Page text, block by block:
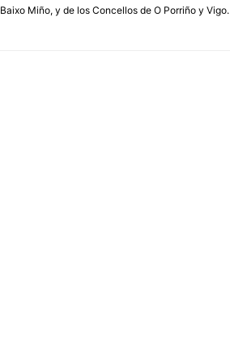
Baixo Miño, y de los Concellos de O Porriño y Vigo.